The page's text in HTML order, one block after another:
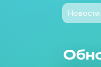
Новости